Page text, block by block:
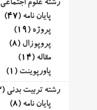
رشته علوم اجتماعی
پایان نامه (47)
پروژه (19)
پروپوزال (8)
مقاله (14)
پاورپوینت (1)
رشته تربیت بدنی (13)
پایان نامه (8)